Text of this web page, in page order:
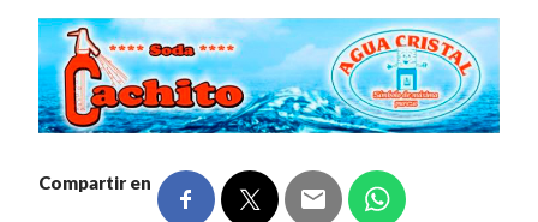
Compartir en